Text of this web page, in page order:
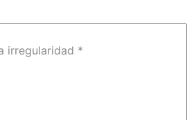
irregularidad *